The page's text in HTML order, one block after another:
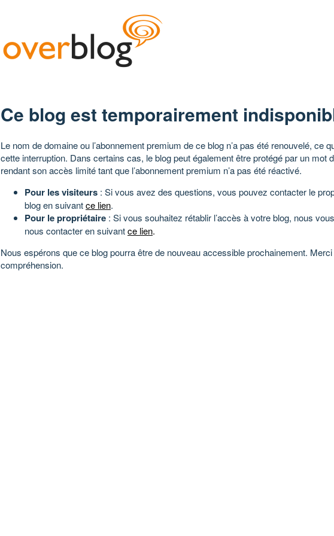
Ce blog est temporairement
Le nom de domaine ou l’abonnement premium de ce blog n’a pas été renouvelé, ce
cette interruption. Dans certains cas, le blog peut également être protégé par un mot
rendant son accès limité tant que l’abonnement premium n’a pas été réactivé.
Pour les visiteurs : Si vous avez des questions, vous pouvez contacter le
blog en suivantce lien.
Pour le propriétaire : Si vous souhaitez rétablir l’accès à votre blog, nous
nous contacter en suivantce lien.
Nous espérons que ce blog pourra être de nouveau accessible prochainement.
compréhension.